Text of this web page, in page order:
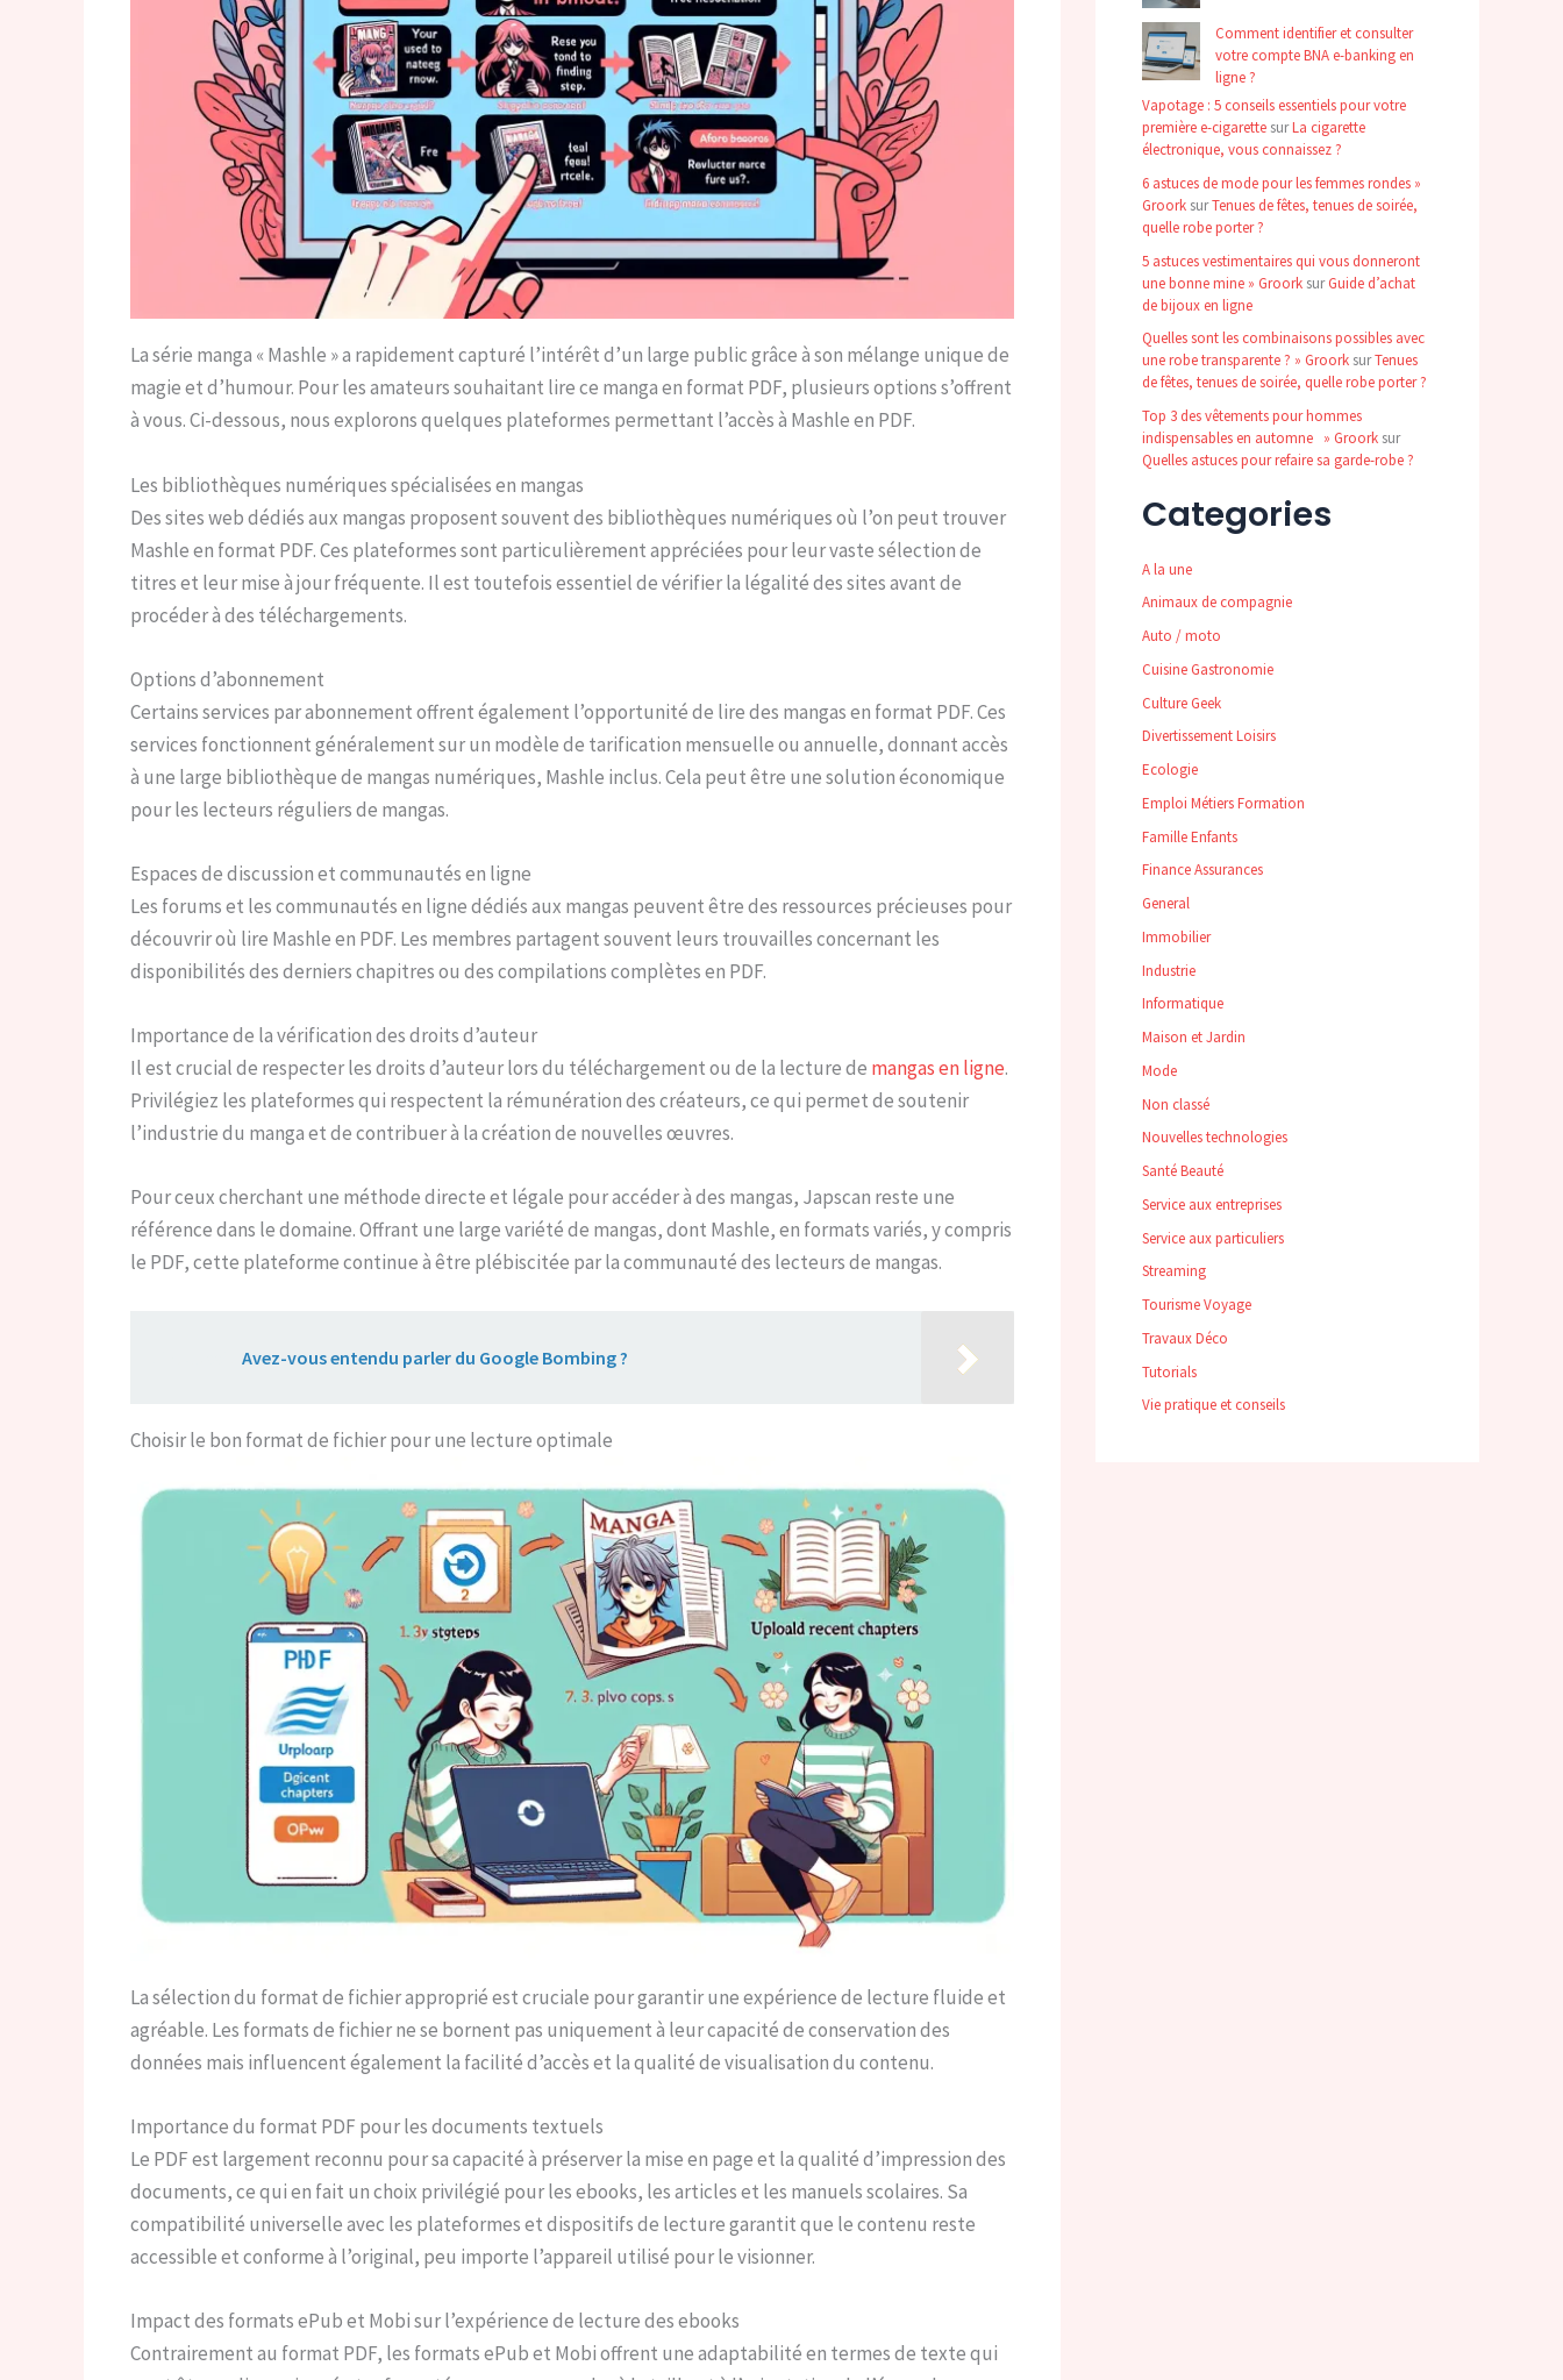
La série manga « Mashle » a rapidement capturé l’intérêt d’un large public grâce à son mélange unique de
magie et d’humour. Pour les amateurs souhaitant lire ce manga en format PDF, plusieurs options s’offrent
à vous. Ci-dessous, nous explorons quelques plateformes permettant l’accès à Mashle en PDF.
Les bibliothèques numériques spécialisées en mangas
Des sites web dédiés aux mangas proposent souvent des bibliothèques numériques où l’on peut trouver
Mashle en format PDF. Ces plateformes sont particulièrement appréciées pour leur vaste sélection de
titres et leur mise à jour fréquente. Il est toutefois essentiel de vérifier la légalité des sites avant de
procéder à des téléchargements.
Options d’abonnement
Certains services par abonnement offrent également l’opportunité de lire des mangas en format PDF. Ces
services fonctionnent généralement sur un modèle de tarification mensuelle ou annuelle, donnant accès
à une large bibliothèque de mangas numériques, Mashle inclus. Cela peut être une solution économique
pour les lecteurs réguliers de mangas.
Espaces de discussion et communautés en ligne
Les forums et les communautés en ligne dédiés aux mangas peuvent être des ressources précieuses pour
découvrir où lire Mashle en PDF. Les membres partagent souvent leurs trouvailles concernant les
disponibilités des derniers chapitres ou des compilations complètes en PDF.
Importance de la vérification des droits d’auteur
Il est crucial de respecter les droits d’auteur lors du téléchargement ou de la lecture de mangas en ligne.
Privilégiez les plateformes qui respectent la rémunération des créateurs, ce qui permet de soutenir
l’industrie du manga et de contribuer à la création de nouvelles œuvres.
Pour ceux cherchant une méthode directe et légale pour accéder à des mangas, Japscan reste une
référence dans le domaine. Offrant une large variété de mangas, dont Mashle, en formats variés, y compris
le PDF, cette plateforme continue à être plébiscitée par la communauté des lecteurs de mangas.
Avez-vous entendu parler du Google Bombing ?
Choisir le bon format de fichier pour une lecture optimale
La sélection du format de fichier approprié est cruciale pour garantir une expérience de lecture fluide et
agréable. Les formats de fichier ne se bornent pas uniquement à leur capacité de conservation des
données mais influencent également la facilité d’accès et la qualité de visualisation du contenu.
Importance du format PDF pour les documents textuels
Le PDF est largement reconnu pour sa capacité à préserver la mise en page et la qualité d’impression des
documents, ce qui en fait un choix privilégié pour les ebooks, les articles et les manuels scolaires. Sa
compatibilité universelle avec les plateformes et dispositifs de lecture garantit que le contenu reste
accessible et conforme à l’original, peu importe l’appareil utilisé pour le visionner.
Impact des formats ePub et Mobi sur l’expérience de lecture des ebooks
Contrairement au format PDF, les formats ePub et Mobi offrent une adaptabilité en termes de texte qui
Comment identifier et consulter
votre compte BNA e-banking en
ligne ?
Vapotage : 5 conseils essentiels pour votre
première e-cigarette surLa cigarette
électronique, vous connaissez ?
6 astuces de mode pour les femmes rondes »
Groork surTenues de fêtes, tenues de soirée,
quelle robe porter ?
5 astuces vestimentaires qui vous donneront
une bonne mine » Groork surGuide d’achat
de bijoux en ligne
Quelles sont les combinaisons possibles avec
une robe transparente ? » Groork surTenues
de fêtes, tenues de soirée, quelle robe porter ?
Top 3 des vêtements pour hommes
indispensables en automne » Groork sur
Quelles astuces pour refaire sa garde-robe ?
Categories
A la une
Animaux de compagnie
Auto / moto
Cuisine Gastronomie
Culture Geek
Divertissement Loisirs
Ecologie
Emploi Métiers Formation
Famille Enfants
Finance Assurances
General
Immobilier
Industrie
Informatique
Maison et Jardin
Mode
Non classé
Nouvelles technologies
Santé Beauté
Service aux entreprises
Service aux particuliers
Streaming
Tourisme Voyage
Travaux Déco
Tutorials
Vie pratique et conseils